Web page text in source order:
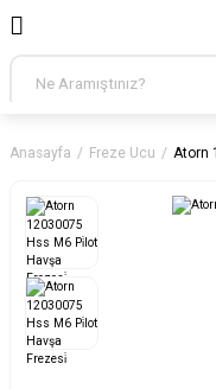
Anasayfa Freze Ucu Atorn